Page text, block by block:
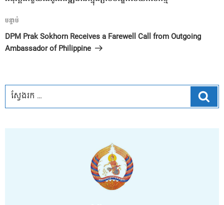
អត្ថបទ
បន្ទាប់
បន្ទាប់
DPM Prak Sokhorn Receives a Farewell Call from Outgoing
Ambassador of Philippine